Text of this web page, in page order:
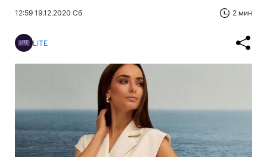
12:59 19.12.2020 Сб 2 мин
LITE